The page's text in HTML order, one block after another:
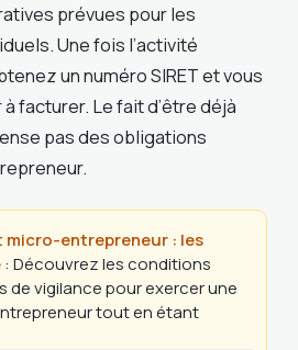
prévues pour les
Une fois l’activité
un numéro SIRET et vous
facturer. Le fait d’être déjà
pas des obligations
micro-entrepreneur : les
: Découvrez les conditions
de vigilance pour exercer une
tout en étant